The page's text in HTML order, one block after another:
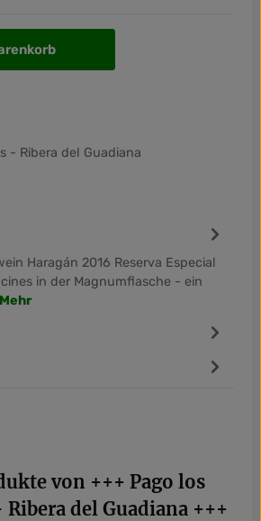
- Ribera del Guadiana
Haragán 2016 Reserva Especial
in der Magnumflasche - ein
Mehr
von +++ Pago los
del Guadiana +++